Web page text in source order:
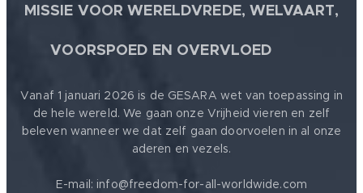
MISSIE VOOR WERELDVREDE, WELVAART,
VOORSPOED EN OVERVLOED
Vanaf 1 januari 2026 is de GESARA wet van toepassing in
de hele wereld. We gaan onze Vrijheid vieren en zelf
beleven wanneer we dat zelf gaan doorvoelen in al onze
aderen en vezels.
E-mail: info@freedom-for-all-worldwide.com